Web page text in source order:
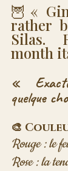
🦉«
rather
Silas.
month
«
quelque
🎨
Rouge : le
Rose : la